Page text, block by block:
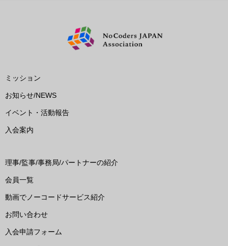
ミッション
お知らせ/NEWS
イベント・活動報告
入会案内
理事/監事/事務局/パートナーの紹介
会員一覧
動画でノーコードサービス紹介
お問い合わせ
入会申請フォーム